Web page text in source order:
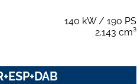
140 kW / 190 PS
2.143 cm³